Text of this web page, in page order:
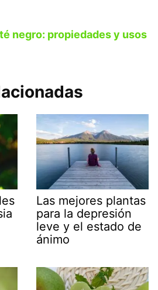
negro: propiedades y usos
Las mejores plantas
para la depresión
leve y el estado de
ánimo